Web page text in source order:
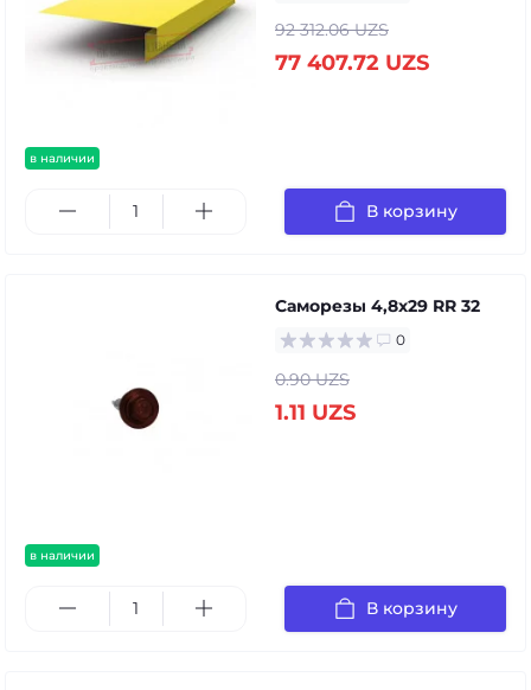
в наличии
92 312.06 UZS
77 407.72 UZS
В корзину
в наличии
Саморезы 4,8х29 RR 32
0
0.90 UZS
1.11 UZS
В корзину